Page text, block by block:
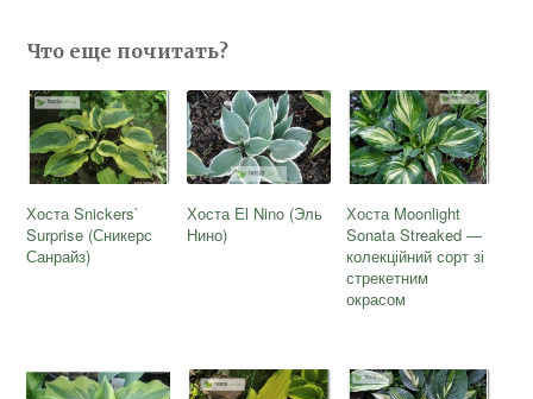
Что еще почитать?
Хоста Snickers`
Surprise (Сникерс
Санрайз)
Хоста El Nino (Эль
Нино)
Хоста Moonlight
Sonata Streaked —
колекційний сорт зі
стрекетним
окрасом